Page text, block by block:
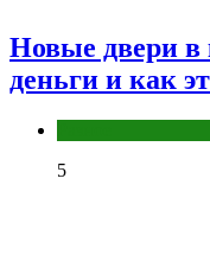
Новые двери в
деньги и как
5